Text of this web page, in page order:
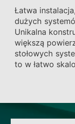
Łatwa
dużych
Unikalna
większą
stołowych
to w łatwo